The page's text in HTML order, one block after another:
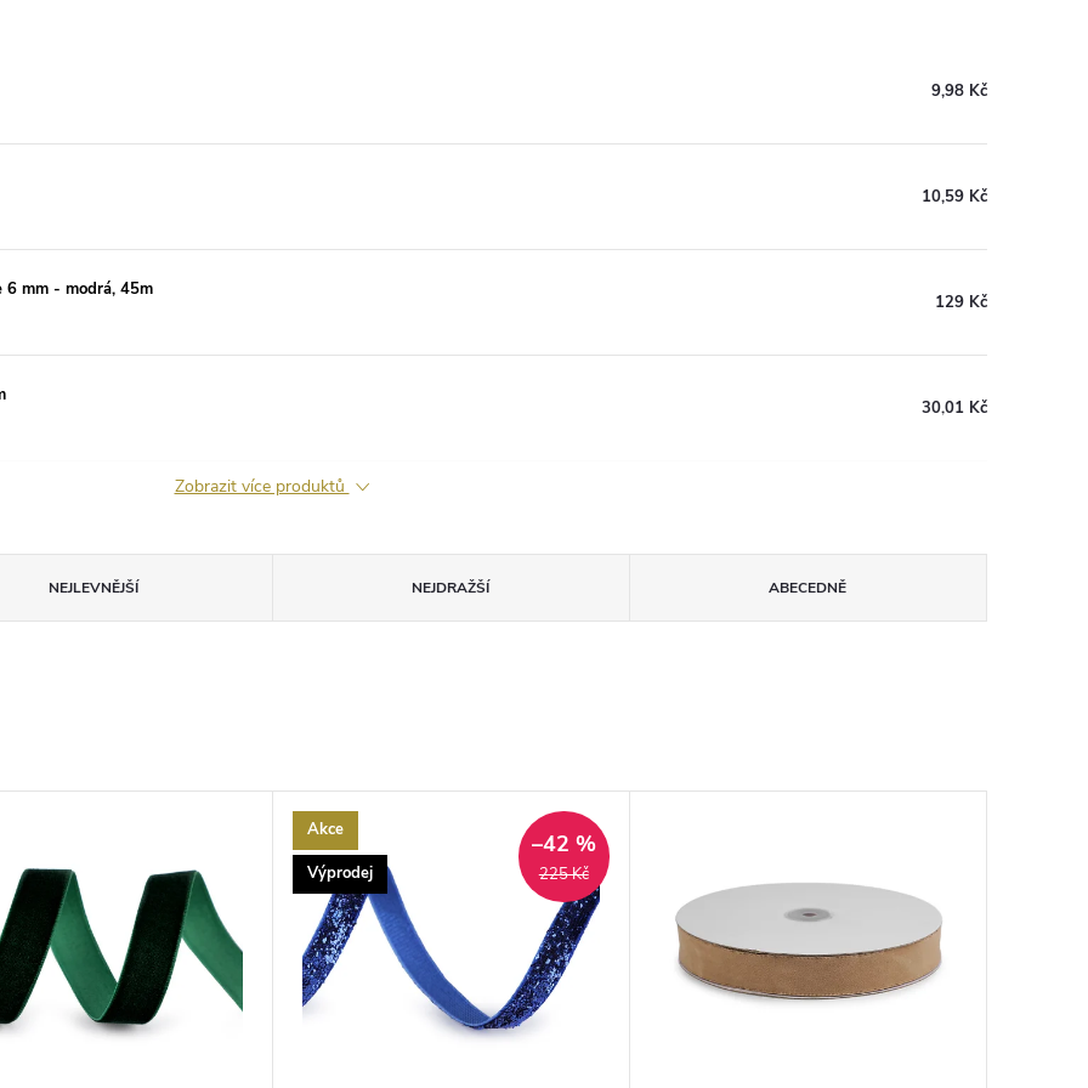
9,98 Kč
10,59 Kč
6 mm - modrá, 45m
129 Kč
30,01 Kč
Zobrazit více produktů
NEJLEVNĚJŠÍ NEJDRAŽŠÍ ABECEDNĚ
Akce
Výprodej
225 Kč
–42 %